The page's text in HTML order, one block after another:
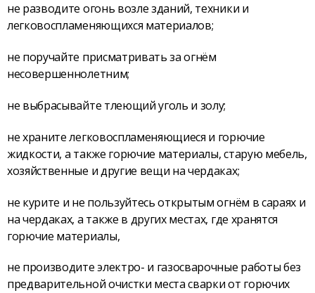
не разводите огонь возле зданий, техники и
легковоспламеняющихся материалов;
не поручайте присматривать за огнём
несовершеннолетним;
не выбрасывайте тлеющий уголь и золу;
не храните легковоспламеняющиеся и горючие
жидкости, а также горючие материалы, старую мебель,
хозяйственные и другие вещи на чердаках;
не курите и не пользуйтесь открытым огнём в сараях и
на чердаках, а также в других местах, где хранятся
горючие материалы,
не производите электро- и газосварочные работы без
предварительной очистки места сварки от горючих